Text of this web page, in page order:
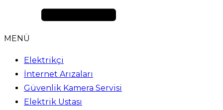
MENÜ
Elektrikçi
İnternet Arızaları
Güvenlik Kamera Servisi
Elektrik Ustası